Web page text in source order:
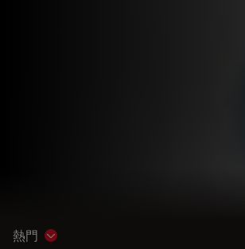
熱門 Show subnavigation